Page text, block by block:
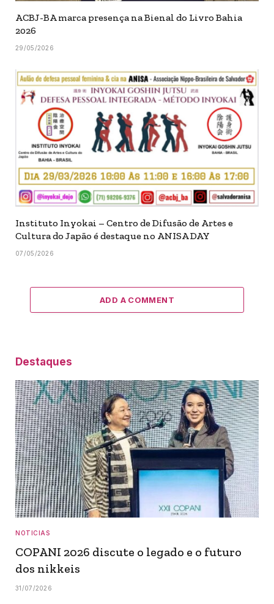
ACBJ-BA marca presença na Bienal do Livro Bahia
2026
29/05/2026
Instituto Inyokai – Centro de Difusão de Artes e
Cultura do Japão é destaque no ANISA DAY
07/05/2026
ADD A COMMENT
Destaques
NOTICIAS
COPANI 2026 discute o legado e o futuro
dos nikkeis
31/07/2026